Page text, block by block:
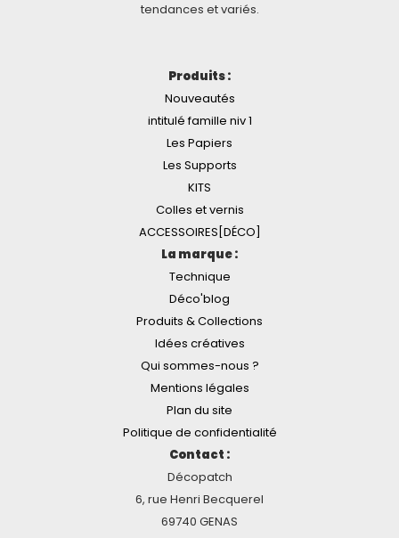
tendances et variés.
Produits :
Nouveautés
intitulé famille niv 1
Les Papiers
Les Supports
KITS
Colles et vernis
ACCESSOIRES[DÉCO]
La marque :
Technique
Déco'blog
Produits & Collections
Idées créatives
Qui sommes-nous ?
Mentions légales
Plan du site
Politique de confidentialité
Contact :
Décopatch
6, rue Henri Becquerel
69740 GENAS